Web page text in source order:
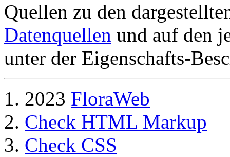
Quellen zu den
Datenquellen und auf den
unter der Eigenschafts-
2023 FloraWeb
Check HTML Markup
Check CSS